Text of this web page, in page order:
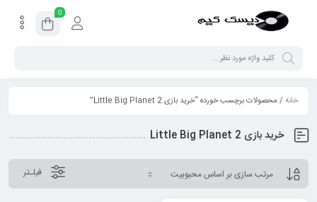
0
خانه/ محصولات برچسب خورده “خرید بازی Little Big Planet 2”
خرید بازی Little Big Planet 2
فیلـتر